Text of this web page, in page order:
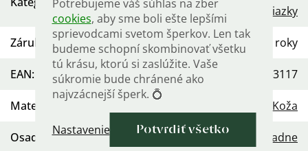
Potrebujeme váš súhlas na zber
cookies, aby sme boli ešte lepšími
sprievodcami svetom šperkov. Len tak
budeme schopní skombinovať všetku
tú krásu, ktorú si zaslúžite. Vaše
súkromie bude chránené ako
najvzácnejší šperk. 💍
Nastavenie Potvrdiť všetko
retiazky
Záruka 2 roky
EAN: 568754453117
Materiál Koža
Osadenie: Žiadne